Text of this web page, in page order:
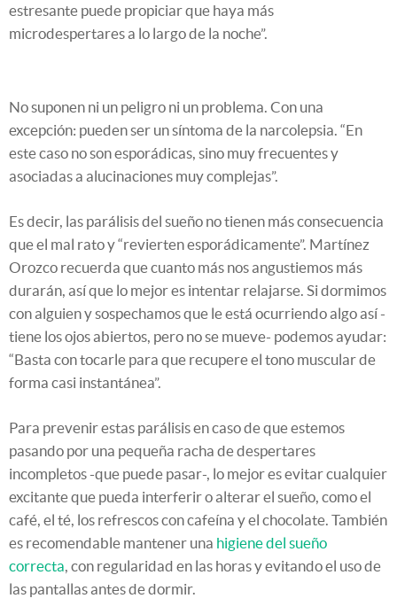
estresante puede propiciar que haya más
microdespertares a lo largo de la noche”.
No suponen ni un peligro ni un problema. Con una
excepción: pueden ser un síntoma de la narcolepsia. “En
este caso no son esporádicas, sino muy frecuentes y
asociadas a alucinaciones muy complejas”.
Es decir, las parálisis del sueño no tienen más consecuencia
que el mal rato y “revierten esporádicamente”. Martínez
Orozco recuerda que cuanto más nos angustiemos más
durarán, así que lo mejor es intentar relajarse. Si dormimos
con alguien y sospechamos que le está ocurriendo algo así -
tiene los ojos abiertos, pero no se mueve- podemos ayudar:
“Basta con tocarle para que recupere el tono muscular de
forma casi instantánea”.
Para prevenir estas parálisis en caso de que estemos
pasando por una pequeña racha de despertares
incompletos -que puede pasar-, lo mejor es evitar cualquier
excitante que pueda interferir o alterar el sueño, como el
café, el té, los refrescos con cafeína y el chocolate. También
es recomendable mantener una higiene del sueño
correcta , con regularidad en las horas y evitando el uso de
las pantallas antes de dormir.